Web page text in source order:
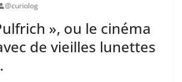
@curiolog
», ou le cinéma
de vieilles lunettes